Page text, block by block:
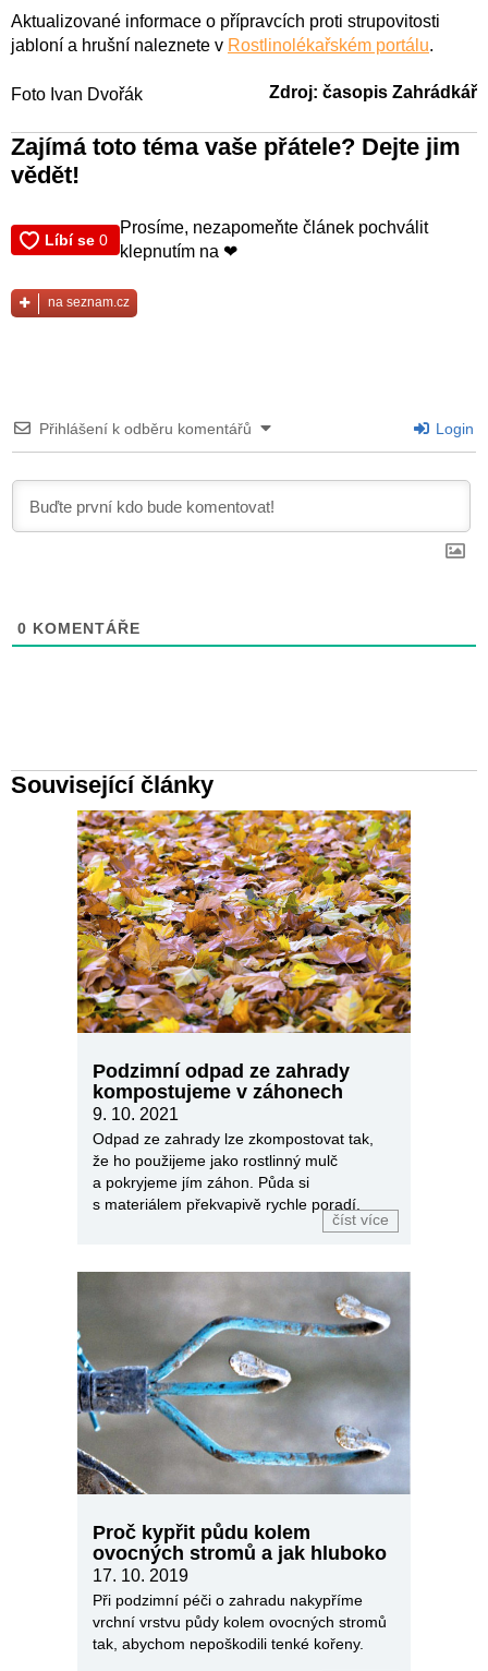
Aktualizované informace o přípravcích proti strupovitosti
jabloní a hrušní naleznete v Rostlinolékařském portálu.
Foto Ivan Dvořák Zdroj: časopis Zahrádkář
Zajímá toto téma vaše přátele? Dejte jim
vědět!
Prosíme, nezapomeňte článek pochválit
klepnutím na ❤
na seznam.cz
Přihlášení k odběru komentářů Login
0 KOMENTÁŘE
Související články
Podzimní odpad ze zahrady
kompostujeme v záhonech
9. 10. 2021
Odpad ze zahrady lze zkompostovat tak,
že ho použijeme jako rostlinný mulč
a pokryjeme jím záhon. Půda si
s materiálem překvapivě rychle poradí.
číst více
Proč kypřit půdu kolem
ovocných stromů a jak hluboko
17. 10. 2019
Při podzimní péči o zahradu nakypříme
vrchní vrstvu půdy kolem ovocných stromů
tak, abychom nepoškodili tenké kořeny.